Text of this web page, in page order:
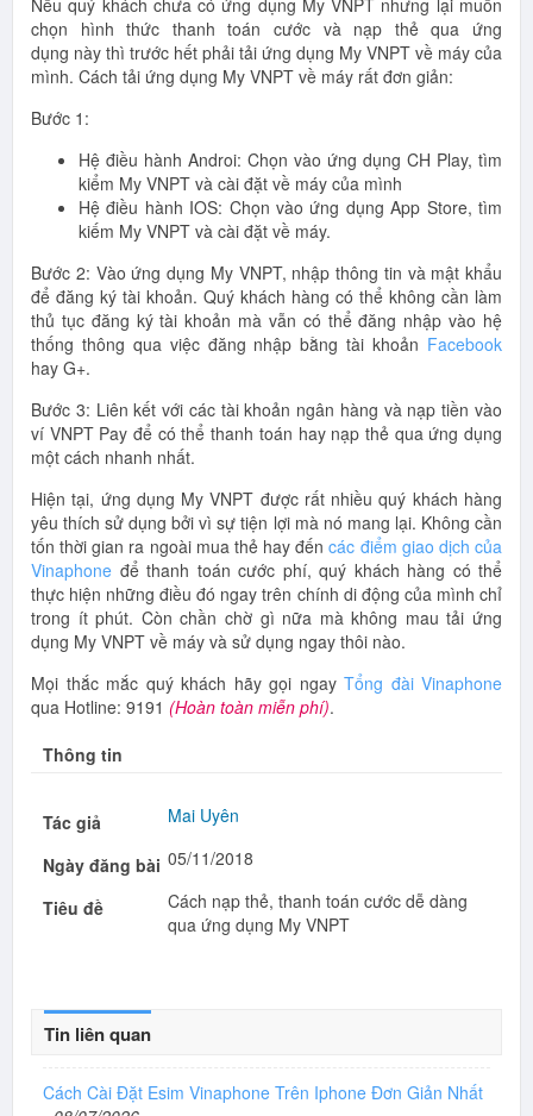
Nếu quý khách chưa có ứng dụng My VNPT nhưng lại muốn
chọn hình thức thanh toán cước và nạp thẻ qua ứng
dụng này thì trước hết phải tải ứng dụng My VNPT về máy của
mình. Cách tải ứng dụng My VNPT về máy rất đơn giản:
Bước 1:
Hệ điều hành Androi: Chọn vào ứng dụng CH Play, tìm
kiểm My VNPT và cài đặt về máy của mình
Hệ điều hành IOS: Chọn vào ứng dụng App Store, tìm
kiếm My VNPT và cài đặt về máy.
Bước 2: Vào ứng dụng My VNPT, nhập thông tin và mật khẩu
để đăng ký tài khoản. Quý khách hàng có thể không cần làm
thủ tục đăng ký tài khoản mà vẫn có thể đăng nhập vào hệ
thống thông qua việc đăng nhập bằng tài khoản Facebook
hay G+.
Bước 3: Liên kết với các tài khoản ngân hàng và nạp tiền vào
ví VNPT Pay để có thể thanh toán hay nạp thẻ qua ứng dụng
một cách nhanh nhất.
Hiện tại, ứng dụng My VNPT được rất nhiều quý khách hàng
yêu thích sử dụng bởi vì sự tiện lợi mà nó mang lại. Không cần
tốn thời gian ra ngoài mua thẻ hay đếncác điểm giao dịch của
Vinaphone để thanh toán cước phí, quý khách hàng có thể
thực hiện những điều đó ngay trên chính di động của mình chỉ
trong ít phút. Còn chần chờ gì nữa mà không mau tải ứng
dụng My VNPT về máy và sử dụng ngay thôi nào.
Mọi thắc mắc quý khách hãy gọi ngay Tổng đài Vinaphone
qua Hotline: 9191 (Hoàn toàn miễn phí).
Thông tin
Tác giả Mai Uyên
Ngày đăng bài 05/11/2018
Tiêu đề
Cách nạp thẻ, thanh toán cước dễ dàng
qua ứng dụng My VNPT
Tin liên quan
Cách Cài Đặt Esim Vinaphone Trên Iphone Đơn Giản Nhất